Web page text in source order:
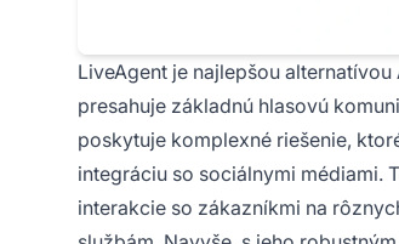
LiveAgent je najlepšou
presahuje základnú hlasovú
poskytuje komplexné riešenie,
integráciu so sociálnymi médiami.
interakcie so zákazníkmi na